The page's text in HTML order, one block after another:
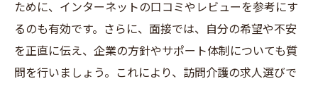
安心して働ける訪問介護求人神戸市長田区での
探し方
信頼できる求人サイトの見分け方
求職者に優しい企業文化をチェック
ために、インターネットの口コミやレビューを参考にす
るのも有効です。さらに、面接では、自分の希望や不安
を正直に伝え、企業の方針やサポート体制についても質
問を行いましょう。これにより、訪問介護の求人選びで